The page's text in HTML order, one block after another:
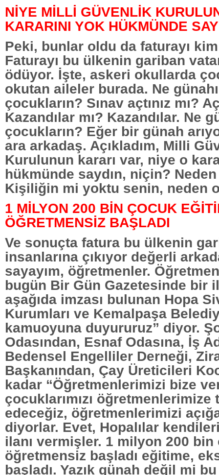
NİYE MİLLİ GÜVENLİK
KARARINI YOK HÜKMÜNDE
Peki, bunlar oldu da faturayı
Faturayı bu ülkenin gariban
ödüyor. İşte, askeri okullarda
okutan aileler burada. Ne
çocukların? Sınav açtınız mı?
Kazandılar mı? Kazandılar. Ne
çocukların? Eğer bir günah
ara arkadaş. Açıkladım, Milli
Kurulunun kararı var, niye o
hükmünde saydın, niçin? Neden
Kişiliğin mi yoktu senin, neden o
1 MİLYON 200 BİN ÇOCUK
ÖĞRETMENSİZ BAŞLADI
Ve sonuçta fatura bu ülkenin
insanlarına çıkıyor değerli
sayayım, öğretmenler.
bugün Bir Gün Gazetesinde bir
aşağıda imzası bulunan Hopa
Kurumları ve Kemalpaşa
kamuoyuna duyururuz” diyor.
Odasından, Esnaf Odasına, İş
Bedensel Engelliler Derneği,
Başkanından, Çay Üreticileri
kadar “Öğretmenlerimizi bize
çocuklarımızı öğretmenlerimize
edeceğiz, öğretmenlerimizi
diyorlar. Evet, Hopalılar
ilanı vermişler. 1 milyon 200 bin
öğretmensiz başladı eğitime,
başladı. Yazık günah değil mi